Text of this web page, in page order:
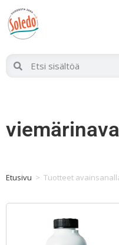
Etusivu > Tuotteet